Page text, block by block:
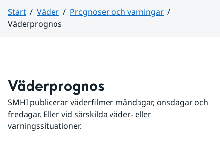
Start Väder
Prognoser och varningar
Väderprognos
Väderprognos
SMHI publicerar väderfilmer måndagar, onsdagar och
fredagar. Eller vid särskilda väder- eller
varningssituationer.